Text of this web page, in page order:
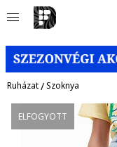
Ruházat/Szoknya
ELFOGYOTT